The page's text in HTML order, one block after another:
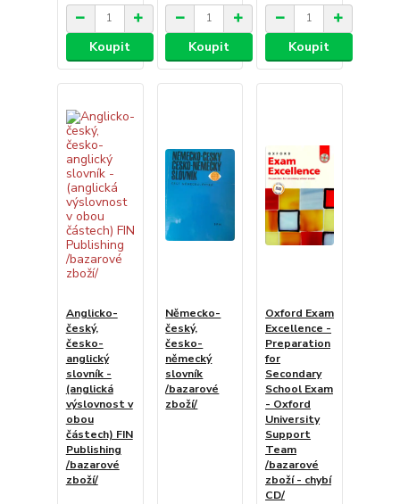
Koupit Koupit Koupit
Anglicko-
český,
česko-
anglický
slovník -
(anglická
výslovnost v
obou
částech) FIN
Publishing
/bazarové
zboží/
Německo-
český,
česko-
německý
slovník
/bazarové
zboží/
Oxford Exam
Excellence -
Preparation
for
Secondary
School Exam
- Oxford
University
Support
Team
/bazarové
zboží - chybí
CD/